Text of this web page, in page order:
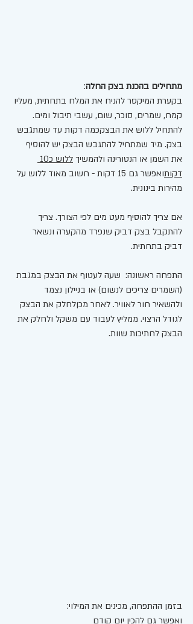
מתחילים בהכנת בצק החלה:
בקערת המיקסר להניח את המלח בתחתית, מעליו
קמח, שמרים, סוכר, שום, עשבי תיבול ומים.
להתחיל ללוש את הבצקכמה דקות עד שמתגבש
בצק. מיד שמתחיל להתגבש הבצק יש להוסיף
את השמן או הנטורינה ולהמשיך
דקות
ואפשר גם 15 דקות - חשוב מאוד ללוש על
מהירות בינונית.
אם צריך להוסיף מעט מים לפי הצורך. צריך
להתקבל בצק דביק שנפרד מהקערה ונשאר
דביק בתחתית.
התפחה ראשונה:  שעה לעטוף את הבצק במגבת
(השמרים צריכים לנשום) או בניילון נצמד
ולהשאיר חור לאוויר. לאחר מכןלחלק את הבצק
לגודל הרצוי. ממליץ לעבוד עם משקל ולחלק את
הבצק לחתיכות שוות.
בזמן ההתפחה, מכינים את המילוי:
ואפשר גם להכין יום קודם